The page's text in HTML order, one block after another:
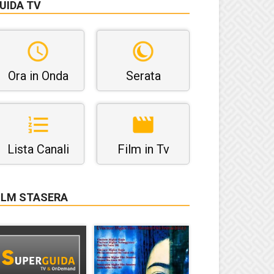
TV
Ora in Onda Serata
Lista Canali Film in Tv
STASERA